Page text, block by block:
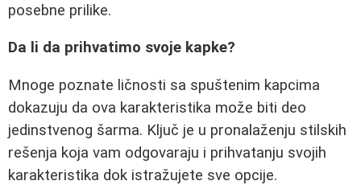
posebne prilike.
Da li da prihvatimo svoje kapke?
Mnoge poznate ličnosti sa spuštenim kapcima
dokazuju da ova karakteristika može biti deo
jedinstvenog šarma. Ključ je u pronalaženju stilskih
rešenja koja vam odgovaraju i prihvatanju svojih
karakteristika dok istražujete sve opcije.